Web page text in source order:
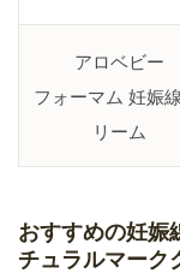
アロベビー
フォーマム 妊娠
リーム
おすすめの妊
チュラルマーク